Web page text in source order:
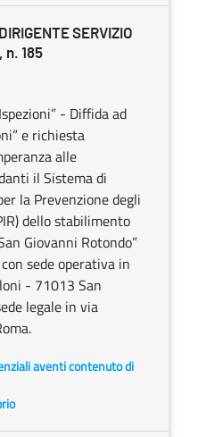
SERVIZIO
n. 185
- Diffida ad
e richiesta
alle
il Sistema di
la Prevenzione degli
dello stabilimento
Giovanni Rotondo”
con sede operativa in
- 71013 San
legale in via
aventi contenuto di